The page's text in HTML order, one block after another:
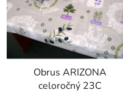
Obrus ARIZONA
celoročný 23C